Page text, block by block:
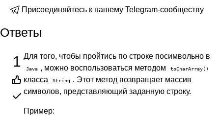
Присоединяйтесь к нашему Telegram-сообществу
Ответы
1 Для того, чтобы пройтись по строке посимвольно в
Java , можно воспользоваться методом toCharArray()
класса String . Этот метод возвращает массив
символов, представляющий заданную строку.
Пример: